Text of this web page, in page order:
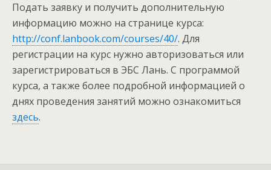
Подать заявку и получить дополнительную
информацию можно на странице курса:
http://conf.lanbook.com/courses/40/. Для
регистрации на курс нужно авторизоваться или
зарегистрироваться в ЭБС Лань. С программой
курса, а также более подробной информацией о
днях проведения занятий можно ознакомиться
здесь.